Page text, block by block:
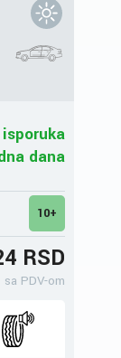
dana
10+
RSD
sa PDV-om